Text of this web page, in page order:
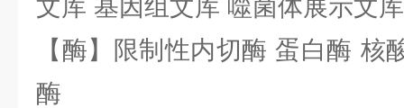
文库 基因组文库 噬菌体展示文库
【酶】限制性内切酶 蛋白酶 核
酶